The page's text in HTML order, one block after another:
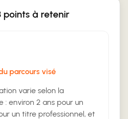
points à retenir
parcours visé
varie selon la
: environ 2 ans pour un
un titre professionnel, et